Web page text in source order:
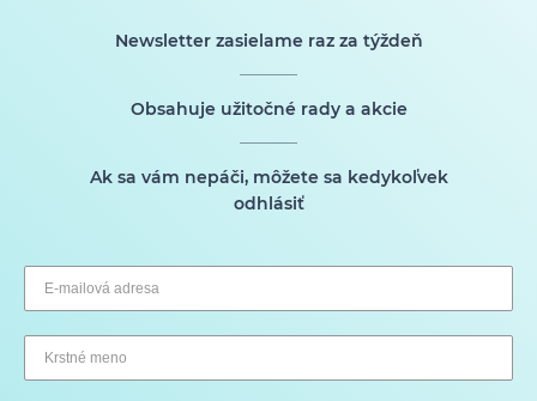
Newsletter zasielame raz za týždeň
Obsahuje užitočné rady a akcie
Ak sa vám nepáči, môžete sa kedykoľvek
odhlásiť